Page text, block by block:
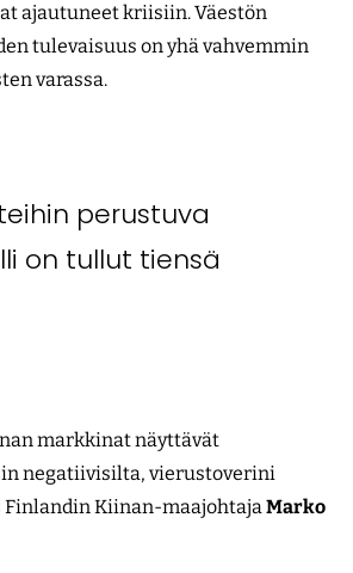
ajautuneet kriisiin. Väestön
tulevaisuus on yhä vahvemmin
varassa.
perustuva
on tullut tiensä
markkinat näyttävät
negatiivisilta, vierustoverini
Finlandin Kiinan-maajohtajaMarko